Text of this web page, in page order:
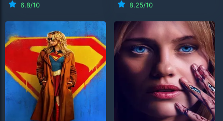
6.8/10
8.25/10